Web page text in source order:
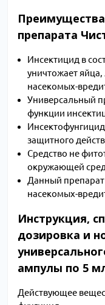
препарата
Инсектицид в
уничтожает
насекомых-
Универсальный
функции
защитного
Средство не
окружающей
Данный препарат
насекомых-
Инструкция,
дозировка и
ампулы по 5
Действующее